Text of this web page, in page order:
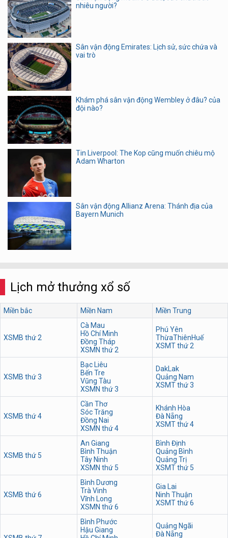
nhiêu người?
Sân vận động Emirates: Lịch sử, sức chứa và
vai trò
Khám phá sân vận động Wembley ở đâu? của
đội nào?
Tin Liverpool: The Kop cũng muốn chiêu mộ
Adam Wharton
Sân vận động Allianz Arena: Thánh địa của
Bayern Munich
Lịch mở thưởng xổ số
Miền bắc Miền Nam Miền Trung
XSMB thứ 2
Cà Mau
Hồ Chí Minh
Đồng Tháp
XSMN thứ 2
Phú Yên
ThừaThiênHuế
XSMT thứ 2
XSMB thứ 3
Bạc Liêu
Bến Tre
Vũng Tàu
XSMN thứ 3
DakLak
Quảng Nam
XSMT thứ 3
XSMB thứ 4
Cần Thơ
Sóc Trăng
Đồng Nai
XSMN thứ 4
Khánh Hòa
Đà Nẵng
XSMT thứ 4
XSMB thứ 5
An Giang
Bình Thuận
Tây Ninh
XSMN thứ 5
Bình Định
Quảng Bình
Quảng Trị
XSMT thứ 5
XSMB thứ 6
Bình Dương
Trà Vinh
Vĩnh Long
XSMN thứ 6
Gia Lai
Ninh Thuận
XSMT thứ 6
Bình Phước
Hậu Giang
Quảng Ngãi
Đà Nẵng